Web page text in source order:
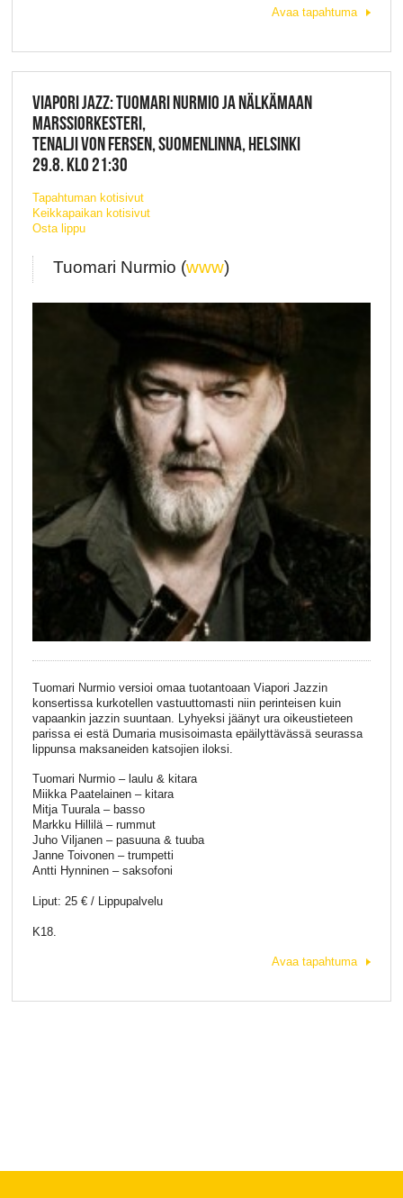
Avaa tapahtuma
VIAPORI JAZZ: TUOMARI NURMIO JA NÄLKÄMAAN
MARSSIORKESTERI,
TENALJI VON FERSEN, SUOMENLINNA, HELSINKI
29.8. KLO 21:30
Tapahtuman kotisivut
Keikkapaikan kotisivut
Osta lippu
Tuomari Nurmio (www)
Tuomari Nurmio versioi omaa tuotantoaan Viapori Jazzin
konsertissa kurkotellen vastuuttomasti niin perinteisen kuin
vapaankin jazzin suuntaan. Lyhyeksi jäänyt ura oikeustieteen
parissa ei estä Dumaria musisoimasta epäilyttävässä seurassa
lippunsa maksaneiden katsojien iloksi.
Tuomari Nurmio – laulu & kitara
Miikka Paatelainen – kitara
Mitja Tuurala – basso
Markku Hillilä – rummut
Juho Viljanen – pasuuna & tuuba
Janne Toivonen – trumpetti
Antti Hynninen – saksofoni
Liput: 25 € / Lippupalvelu
K18.
Avaa tapahtuma